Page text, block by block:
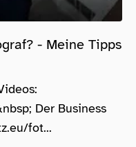
- Meine Tipps
Der Business
fot...